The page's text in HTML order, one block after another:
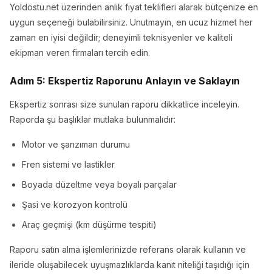
Yoldostu.net üzerinden anlık fiyat teklifleri alarak bütçenize en
uygun seçeneği bulabilirsiniz. Unutmayın, en ucuz hizmet her
zaman en iyisi değildir; deneyimli teknisyenler ve kaliteli
ekipman veren firmaları tercih edin.
Adım 5: Ekspertiz Raporunu Anlayın ve Saklayın
Ekspertiz sonrası size sunulan raporu dikkatlice inceleyin.
Raporda şu başlıklar mutlaka bulunmalıdır:
Motor ve şanzıman durumu
Fren sistemi ve lastikler
Boyada düzeltme veya boyalı parçalar
Şasi ve korozyon kontrolü
Araç geçmişi (km düşürme tespiti)
Raporu satın alma işlemlerinizde referans olarak kullanın ve
ileride oluşabilecek uyuşmazlıklarda kanıt niteliği taşıdığı için